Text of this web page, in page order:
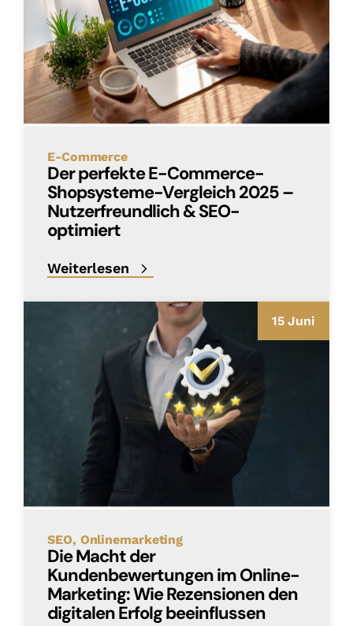
E-Commerce
Der perfekte E-Commerce-
Shopsysteme-Vergleich 2025 –
Nutzerfreundlich & SEO-
optimiert
Weiterlesen
15 Juni
SEO Onlinemarketing
Die Macht der
Kundenbewertungen im Online-
Marketing: Wie Rezensionen den
digitalen Erfolg beeinflussen